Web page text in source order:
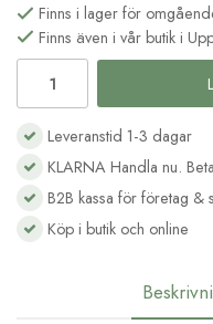
Finns i lager för
Finns även i vår butik i
Leveranstid 1-3 dagar
KLARNA Handla nu.
B2B kassa för företag &
Köp i butik och online